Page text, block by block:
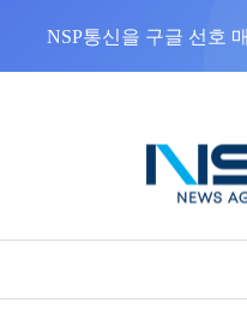
“우리는 독자가 구독할